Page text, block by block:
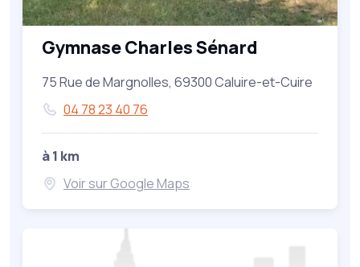
Gymnase Charles Sénard
75 Rue de Margnolles, 69300 Caluire-et-Cuire
04 78 23 40 76
à 1 km
Voir sur Google Maps